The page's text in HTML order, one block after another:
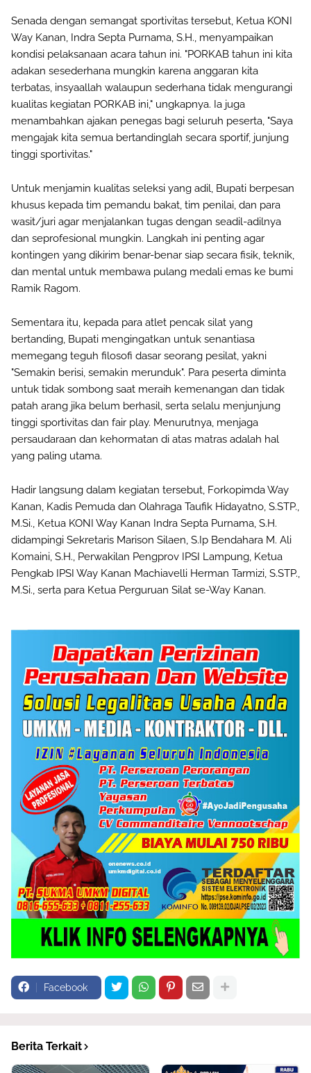
Senada dengan semangat sportivitas tersebut, Ketua KONI
Way Kanan, Indra Septa Purnama, S.H., menyampaikan
kondisi pelaksanaan acara tahun ini. "PORKAB tahun ini kita
adakan sesederhana mungkin karena anggaran kita
terbatas, insyaallah walaupun sederhana tidak mengurangi
kualitas kegiatan PORKAB ini," ungkapnya. Ia juga
menambahkan ajakan penegas bagi seluruh peserta, "Saya
mengajak kita semua bertandinglah secara sportif, junjung
tinggi sportivitas."
Untuk menjamin kualitas seleksi yang adil, Bupati berpesan
khusus kepada tim pemandu bakat, tim penilai, dan para
wasit/juri agar menjalankan tugas dengan seadil-adilnya
dan seprofesional mungkin. Langkah ini penting agar
kontingen yang dikirim benar-benar siap secara fisik, teknik,
dan mental untuk membawa pulang medali emas ke bumi
Ramik Ragom.
Sementara itu, kepada para atlet pencak silat yang
bertanding, Bupati mengingatkan untuk senantiasa
memegang teguh filosofi dasar seorang pesilat, yakni
"Semakin berisi, semakin merunduk". Para peserta diminta
untuk tidak sombong saat meraih kemenangan dan tidak
patah arang jika belum berhasil, serta selalu menjunjung
tinggi sportivitas dan fair play. Menurutnya, menjaga
persaudaraan dan kehormatan di atas matras adalah hal
yang paling utama.
Hadir langsung dalam kegiatan tersebut, Forkopimda Way
Kanan, Kadis Pemuda dan Olahraga Taufik Hidayatno, S.STP.,
M.Si., Ketua KONI Way Kanan Indra Septa Purnama, S.H.
didampingi Sekretaris Marison Silaen, S.Ip Bendahara M. Ali
Komaini, S.H., Perwakilan Pengprov IPSI Lampung, Ketua
Pengkab IPSI Way Kanan Machiavelli Herman Tarmizi, S.STP.,
M.Si., serta para Ketua Perguruan Silat se-Way Kanan.
Facebook
Berita Terkait